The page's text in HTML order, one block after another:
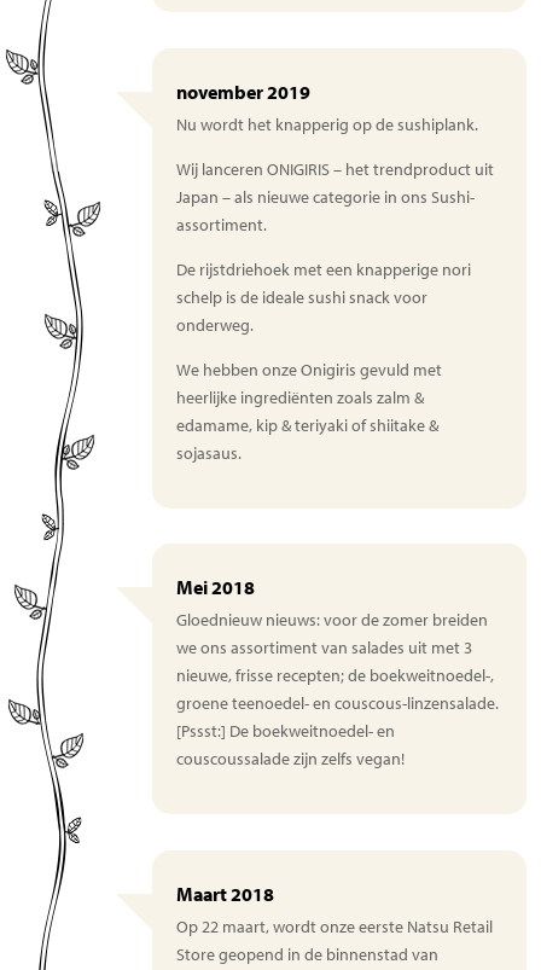
november 2019
Nu wordt het knapperig op de sushiplank.
Wij lanceren ONIGIRIS – het trendproduct uit
Japan – als nieuwe categorie in ons Sushi-
assortiment.
De rijstdriehoek met een knapperige nori
schelp is de ideale sushi snack voor
onderweg.
We hebben onze Onigiris gevuld met
heerlijke ingrediënten zoals zalm &
edamame, kip & teriyaki of shiitake &
sojasaus.
Mei 2018
Gloednieuw nieuws: voor de zomer breiden
we ons assortiment van salades uit met 3
nieuwe, frisse recepten; de boekweitnoedel-,
groene teenoedel- en couscous-linzensalade.
[Pssst:] De boekweitnoedel- en
couscoussalade zijn zelfs vegan!
Maart 2018
Op 22 maart, wordt onze eerste Natsu Retail
Store geopend in de binnenstad van